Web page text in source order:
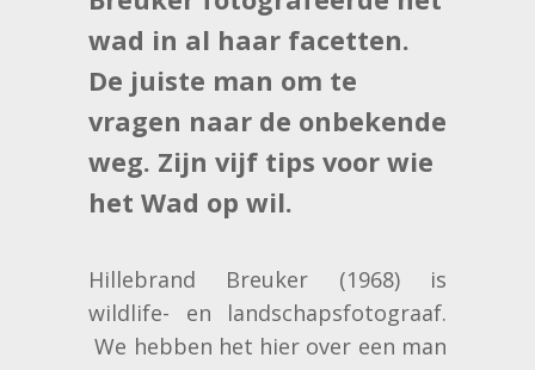
wad in al haar facetten.
De juiste man om te
vragen naar de onbekende
weg. Zijn vijf tips voor wie
het Wad op wil.
Hillebrand Breuker (1968) is
wildlife- en landschapsfotograaf.
We hebben het hier over een man